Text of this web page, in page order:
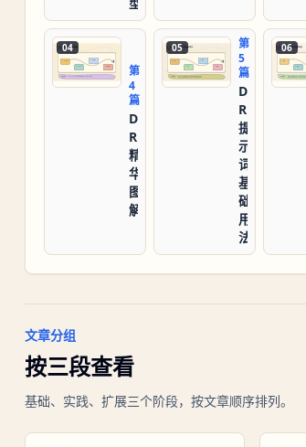
04
第
4
篇
DeepSeek-
R1
精
华
图
解
05
第
5
篇
DeepSeek-
R1
提
示
词
基
础
用
法
06
文章分组
按三段查看
基础、实践、扩展三个阶段，按文章顺序排列。